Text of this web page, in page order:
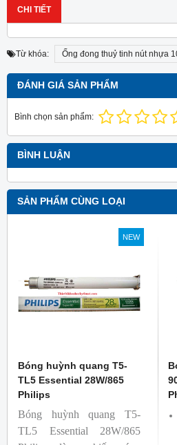
CHI TIẾT
Từ khóa: Ống đong thuỷ tinh nút nhựa
ĐÁNH GIÁ SẢN PHẨM
Bình chọn sản phẩm:
BÌNH LUẬN
SẢN PHẨM CÙNG LOẠI
NEW
Bóng huỳnh quang T5-
TL5 Essential 28W/865
Philips
Bóng huỳnh quang T5-
TL5 Essential 28W/865